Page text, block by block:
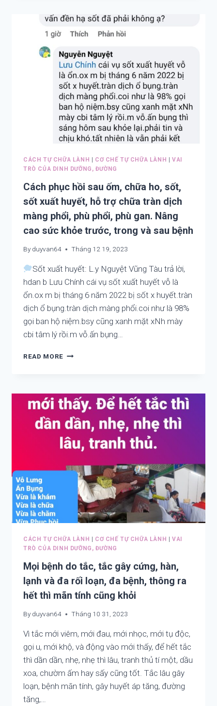
–
TRIỆU
BIẾT
CHỮA
ĐAU
LƯNG,
THOÁI
HÓA,
ĐAU
MỎI
CỔ
ĐAU
ĐẦU,
NGỦ,
GAN
NHIỄM
MỠ,
MÁU
MỠ,
LOẠN
THẦN
THỰC
VẬT,
DI
CHỨNG
HUYẾT,
HẬU
SẢN,
TRỤC
CHỮA
HUYẾT
ÁP
CAO,
HUYẾT
THẤP,
TIỂU
ĐƯỜNG
CHO
CHÍNH
VÀ
NGƯỜI
XUNG
QUANH
CÁCH TỰ CHỮA LÀNH | CƠ CHẾ TỰ CHỮA LÀNH |VAI
TRÒ CỦA DINH DƯỠNG, ĐƯỜNG
Cách phục hồi sau ốm, chữa ho, sốt,
sốt xuất huyết, hỗ trợ chữa tràn dịch
màng phổi, phù phổi, phù gan. Nâng
cao sức khỏe trước, trong và sau bệnh
By duyvan64 Tháng 12 19, 2023
Sốt xuất huyết: L.y Nguyệt Vũng Tàu trả lời,
hdan b Lưu Chính cái vụ sốt xuất huyết vỗ là
ổn.ox m bị tháng 6 năm 2022 bị sốt x huyết.tràn
dịch ổ bụng.tràn dịch màng phổi.coi như là 98%
gọi ban hộ niệm.bsy cũng xanh mặt xNh mày
cbi tâm lý rồi.m vỗ.ấn bụng…
READ MORE CÁCH
ỐM,
CHỮA
HO,
SỐT,
SỐT
XUẤT
HỖ
CHỮA
TRÀN
DỊCH
MÀNG
PHÙ
PHỔI,
GAN.
NÂNG
SỨC
TRƯỚC,
TRONG
VÀ
SAU
BỆNH
CÁCH TỰ CHỮA LÀNH CƠ CHẾ TỰ CHỮA LÀNH |VAI
TRÒ CỦA DINH DƯỠNG, ĐƯỜNG
Mọi bệnh do tắc, tắc gây cứng, hàn,
lạnh và đa rối loạn, đa bệnh, thông ra
hết thì mãn tính cũng khỏi
By duyvan64 Tháng 10 31, 2023
Vì tắc mới viêm, mới đau, mới nhọc, mới tụ độc,
gọi u, mới khộ, và động vào mới thấy, để hết tắc
thì dần dần, nhẹ, nhẹ thì lâu, tranh thủ tí một, dầu
xoa, chườm ấm hay sấy cũng tốt. Tắc lâu gây
loạn, bệnh mãn tính, gây huyết áp tăng, đường
tăng,…